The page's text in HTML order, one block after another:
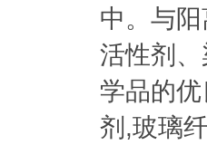
中。与
活性剂
学品的
剂,玻璃